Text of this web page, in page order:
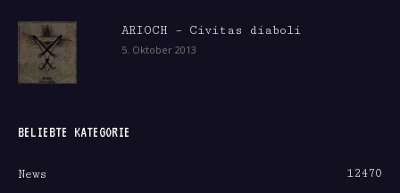
ARIOCH – Civitas diaboli
5. Oktober 2013
BELIEBTE KATEGORIE
News
12470